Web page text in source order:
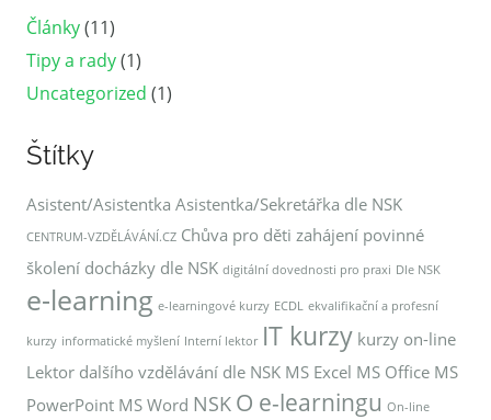
Články(11)
Tipy a rady(1)
Uncategorized (1)
Štítky
Asistent/Asistentka Asistentka/Sekretářka dle NSK
CENTRUM-VZDĚLÁVÁNÍ.CZ Chůva pro děti zahájení povinné
školení docházky dle NSK digitální dovednosti pro praxi Dle NSK
e-learning e-learningové kurzy ECDL ekvalifikační a profesní
kurzy informatické myšlení Interní lektor IT kurzy kurzy on-line
Lektor dalšího vzdělávání dle NSK MS Excel MS Office MS
PowerPoint MS Word NSK O e-learningu On-line